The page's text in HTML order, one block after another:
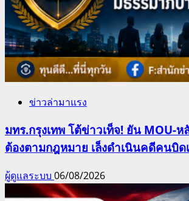
ข่าวล่ามาแรง
มทร.กรุงเทพ โต้ข่าวเท็จ! ยัน MOU-
ต้องตามกฎหมาย เล็งดำเนินคดีคนบิด
ผู้ดูแลระบบ 06/08/2026